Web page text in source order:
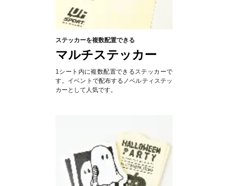
ステッカーを複数配置できる
マルチステッカー
1シート内に複数配置できるステッカーで
す。イベントで配布するノベルティステッ
カーとして人気です。